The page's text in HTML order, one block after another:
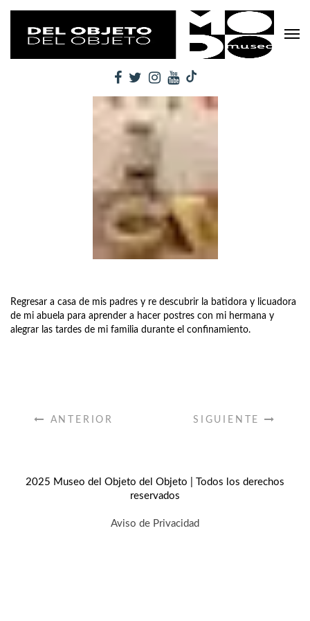
Regresar a casa de mis padres y re descubrir la batidora y licuadora
de mi abuela para aprender a hacer postres con mi hermana y
alegrar las tardes de mi familia durante el confinamiento.
ANTERIOR SIGUIENTE
2025 Museo del Objeto del Objeto | Todos los derechos
reservados
Aviso de Privacidad